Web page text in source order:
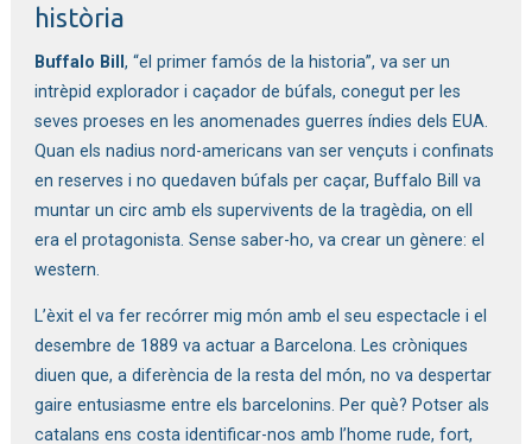
història
Buffalo Bill , “el primer famós de la historia”, va ser un
intrèpid explorador i caçador de búfals, conegut per les
seves proeses en les anomenades guerres índies dels EUA.
Quan els nadius nord-americans van ser vençuts i confinats
en reserves i no quedaven búfals per caçar, Buffalo Bill va
muntar un circ amb els supervivents de la tragèdia, on ell
era el protagonista. Sense saber-ho, va crear un gènere: el
western.
L’èxit el va fer recórrer mig món amb el seu espectacle i el
desembre de 1889 va actuar a Barcelona. Les cròniques
diuen que, a diferència de la resta del món, no va despertar
gaire entusiasme entre els barcelonins. Per què? Potser als
catalans ens costa identificar-nos amb l’home rude, fort,